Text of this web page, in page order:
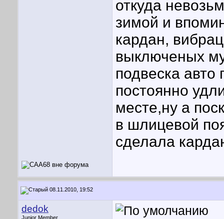
откуда
зимой и
кардан,
выключеных
подвеска
постоянно
месте,ну а
в шлицевой
сделала
08.11.2010, 19:52
dedok
Junior Member